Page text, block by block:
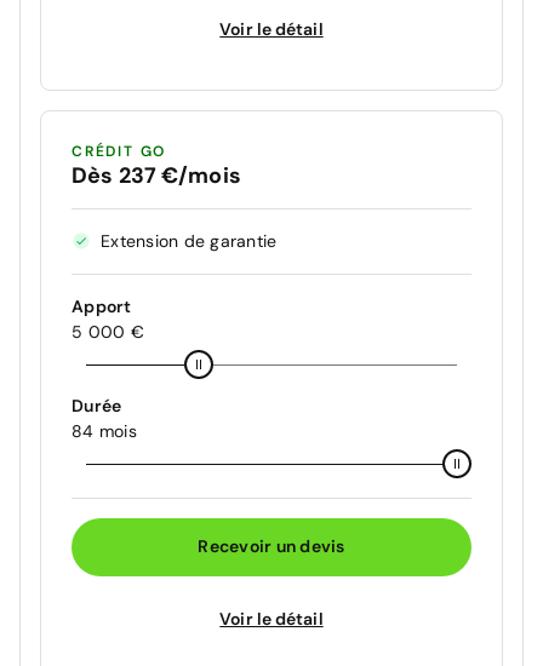
Voir le détail
CRÉDIT GO
Dès 237 €/mois
Extension de garantie
Apport
5 000 €
Durée
84 mois
Recevoir un devis
Voir le détail